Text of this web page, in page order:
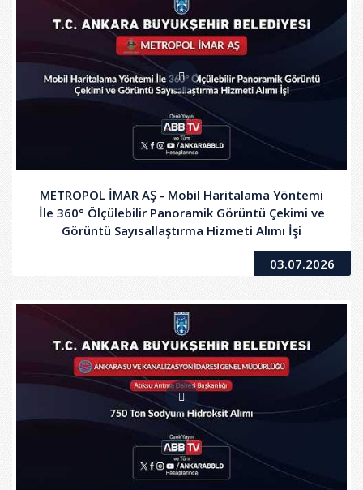
METROPOL İMAR AŞ - Mobil Haritalama Yöntemi
İle 360° Ölçülebilir Panoramik Görüntü Çekimi ve
Görüntü Sayısallaştırma Hizmeti Alımı İşi
03.07.2026